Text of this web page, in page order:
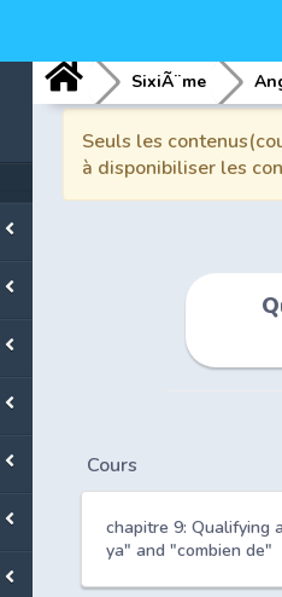
SixiÃ¨me
Seuls les
à disponibiliser les
Cours
chapitre 9: Qualifying
ya" and "combien de"